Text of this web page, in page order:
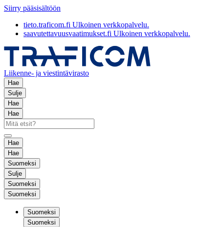
Siirry pääsisältöön
tieto.traficom.fi Ulkoinen verkkopalvelu.
saavutettavuusvaatimukset.fi Ulkoinen verkkopalvelu.
Liikenne- ja viestintävirasto
Hae
Sulje
Hae
Hae
Hae
Hae
Suomeksi
Sulje
Suomeksi
Suomeksi
Suomeksi
Suomeksi